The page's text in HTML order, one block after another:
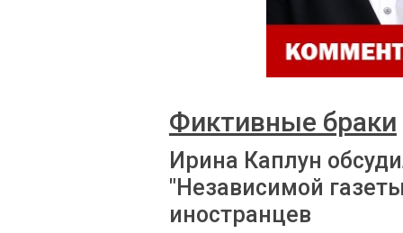
Фиктивные браки
Ирина Каплун
"Независимой
иностранцев